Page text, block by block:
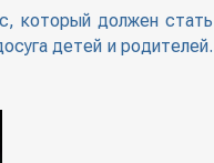
который должен стать
детей и родителей.